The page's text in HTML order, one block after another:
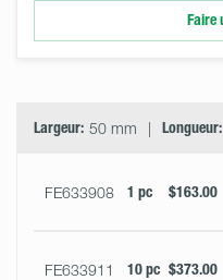
Faire
Largeur: 50 mm Longueur:
FE633908 1 pc $163.00
FE633911 10 pc $373.00